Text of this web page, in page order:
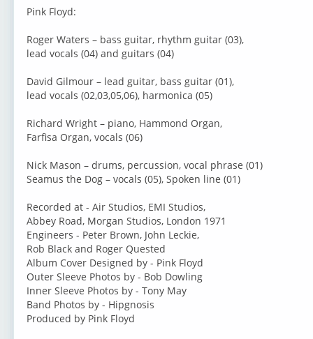
Pink Floyd:
Roger Waters – bass guitar, rhythm guitar (03),
lead vocals (04) and guitars (04)
David Gilmour – lead guitar, bass guitar (01),
lead vocals (02,03,05,06), harmonica (05)
Richard Wright – piano, Hammond Organ,
Farfisa Organ, vocals (06)
Nick Mason – drums, percussion, vocal phrase (01)
Seamus the Dog – vocals (05), Spoken line (01)
Recorded at - Air Studios, EMI Studios,
Abbey Road, Morgan Studios, London 1971
Engineers - Peter Brown, John Leckie,
Rob Black and Roger Quested
Album Cover Designed by - Pink Floyd
Outer Sleeve Photos by - Bob Dowling
Inner Sleeve Photos by - Tony May
Band Photos by - Hipgnosis
Produced by Pink Floyd